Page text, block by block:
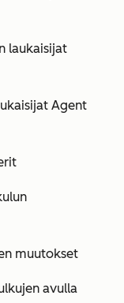
laukaisijat
Agent
muutokset
avulla